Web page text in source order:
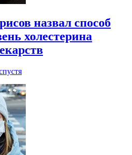
назвал способ
холестерина